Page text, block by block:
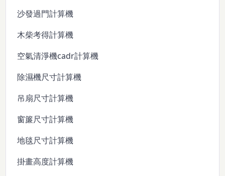
沙發過門計算機
木柴考得計算機
空氣清淨機cadr計算機
除濕機尺寸計算機
吊扇尺寸計算機
窗簾尺寸計算機
地毯尺寸計算機
掛畫高度計算機